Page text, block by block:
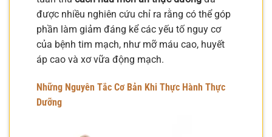
được nhiều nghiên cứu chỉ ra rằng có thể góp
phần làm giảm đáng kể các yếu tố nguy cơ
của bệnh tim mạch, như mỡ máu cao, huyết
áp cao và xơ vữa động mạch.
Những Nguyên Tắc Cơ Bản Khi Thực Hành Thực
Dưỡng